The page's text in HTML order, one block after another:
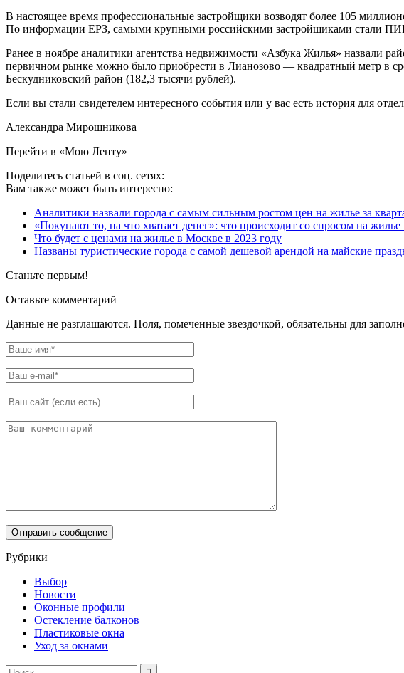
В настоящее время профессиональные застройщики возводят более 105
По информации ЕРЗ, самыми крупными российскими застройщиками стали
Ранее в ноябре аналитики агентства недвижимости «Азбука Жилья» назвали
первичном рынке можно было приобрести в Лианозово — квадратный метр в
Бескудниковский район (182,3 тысячи рублей).
Если вы стали свидетелем интересного события или у вас есть история для
Александра Мирошникова
Перейти в «Мою Ленту»
Поделитесь статьей в соц. сетях:
Вам также может быть интересно:
Аналитики назвали города с самым сильным ростом цен на жилье за
«Покупают то, на что хватает денег»: что происходит со спросом на
Что будет с ценами на жилье в Москве в 2023 году
Названы туристические города с самой дешевой арендой на майские
Станьте первым!
Оставьте комментарий
Данные не разглашаются. Поля, помеченные звездочкой, обязательны для
Рубрики
Выбор
Новости
Оконные профили
Остекление балконов
Пластиковые окна
Уход за окнами